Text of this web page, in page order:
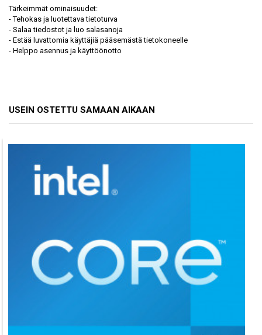
Tärkeimmät ominaisuudet:
- Tehokas ja luotettava tietoturva
- Salaa tiedostot ja luo salasanoja
- Estää luvattomia käyttäjiä pääsemästä tietokoneelle
- Helppo asennus ja käyttöönotto
USEIN OSTETTU SAMAAN AIKAAN